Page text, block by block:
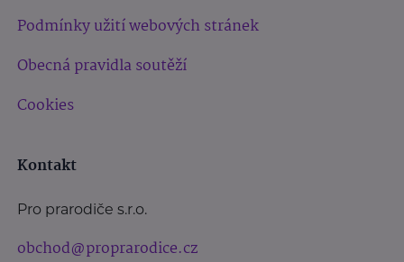
Podmínky užití webových stránek
Obecná pravidla soutěží
Cookies
Kontakt
Pro prarodiče s.r.o.
obchod@proprarodice.cz